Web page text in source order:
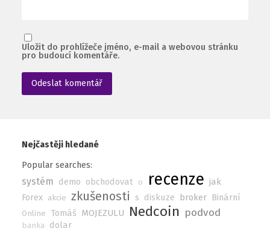
Uložit do prohlížeče jméno, e-mail a webovou stránku
pro budoucí komentáře.
Nejčastěji hledané
Popular searches:
systém demo obchodovat o recenze jak
Forex akcie zkušenosti s diskuze broker Binární
Online Tomáš MOJEZULU Nedcoin podvod
banka dolar